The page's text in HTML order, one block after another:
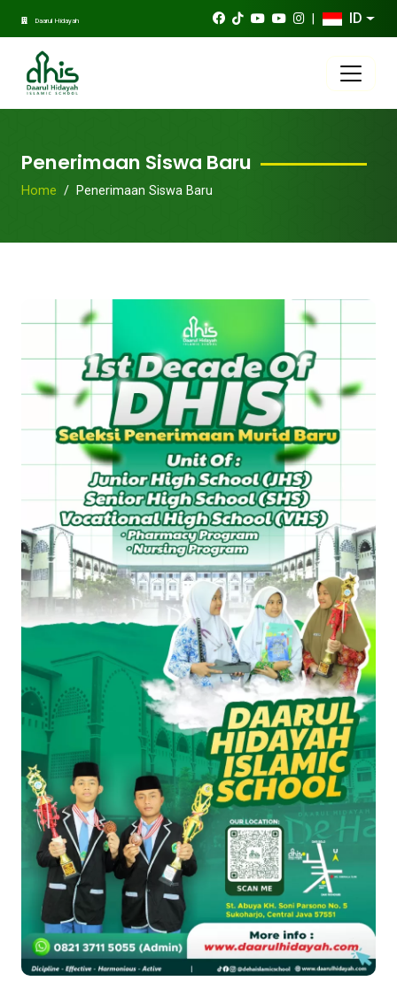
Daarul Hidayah ID
Penerimaan Siswa Baru
Home Penerimaan Siswa Baru